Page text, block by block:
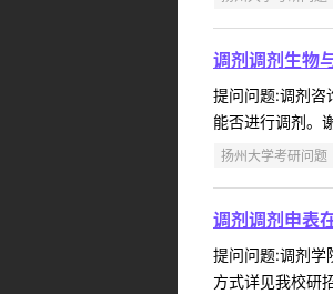
调剂调剂生物
提问问题:调剂
能否进行调剂。
扬州大学考研问题
调剂调剂申表
提问问题:调剂
方式详见我校研